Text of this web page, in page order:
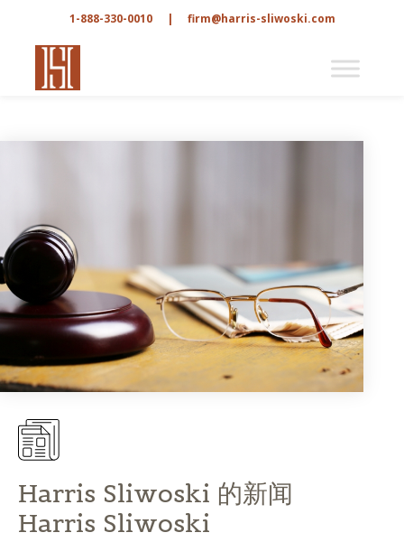
1-888-330-0010 | firm@harris-sliwoski.com
Harris Sliwoski 的新闻
Harris Sliwoski